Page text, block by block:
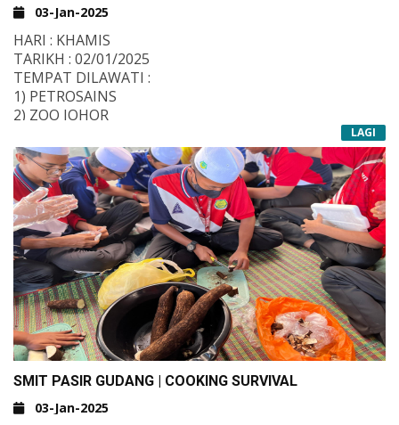
03-Jan-2025
HARI : KHAMIS
TARIKH : 02/01/2025
TEMPAT DILAWATI :
1) PETROSAINS
2) ZOO JOHOR
LAGI
SMIT PASIR GUDANG | COOKING SURVIVAL
03-Jan-2025